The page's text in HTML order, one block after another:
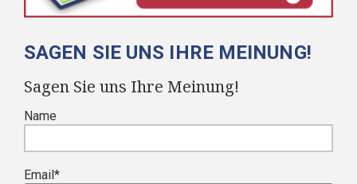
SAGEN SIE UNS IHRE MEINUNG!
Sagen Sie uns Ihre Meinung!
Name
Email*